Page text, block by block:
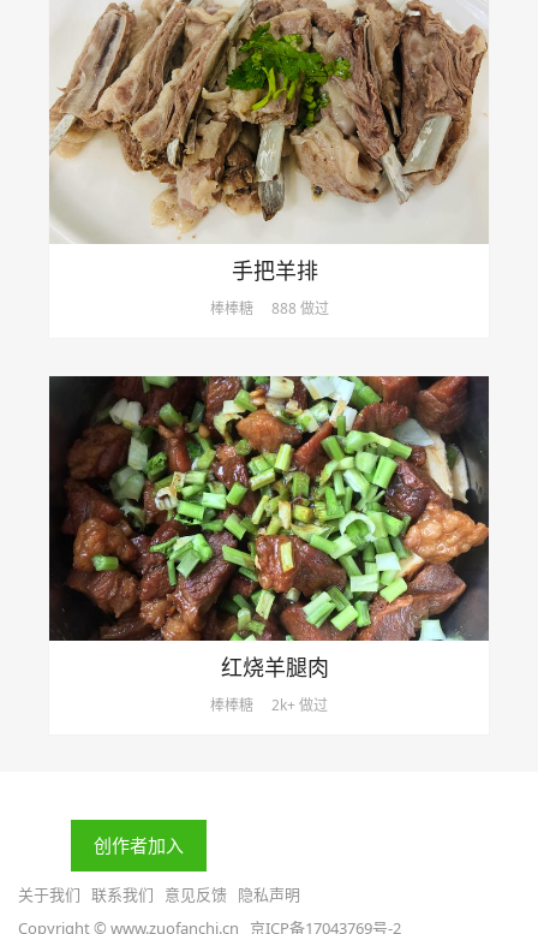
手把羊排
棒棒糖 888 做过
红烧羊腿肉
棒棒糖 2k+ 做过
创作者加入
关于我们 联系我们 意见反馈 隐私声明
Copyright © www.zuofanchi.cn 京ICP备17043769号-2